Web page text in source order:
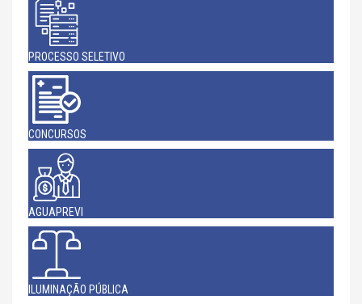
PROCESSO SELETIVO
CONCURSOS
AGUAPREVI
ILUMINAÇÃO PÚBLICA